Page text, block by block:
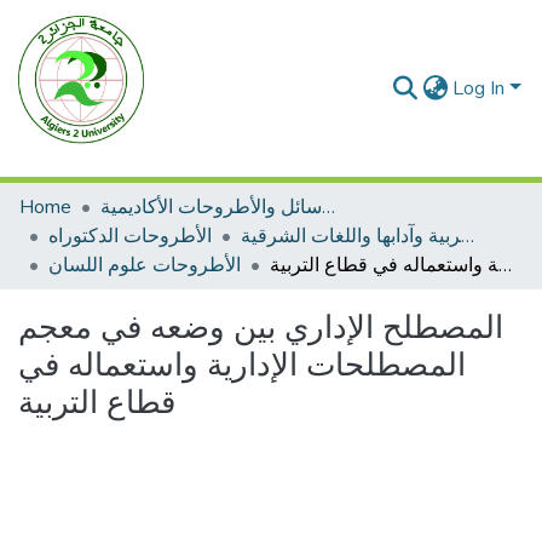
Log In
Home
الرسائل والأطروحات الأكاديمية
الأطروحات الدكتوراه
الأطروحات اللغة العربية وآدابها واللغات الشرقية
الأطروحات علوم اللسان
المصطلح الإداري بين وضعه في معجم المصطلحات الإدارية واستعماله في قطاع التربية
المصطلح الإداري بين وضعه في معجم
المصطلحات الإدارية واستعماله في
قطاع التربية